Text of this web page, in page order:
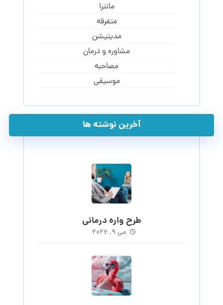
مانترا
متفرقه
مدیتیشن
مشاوره و درمان
مصاحبه
موسیقی
آخرین نوشته ها
طرح واره درمانی
می ۹, ۲۰۲۶